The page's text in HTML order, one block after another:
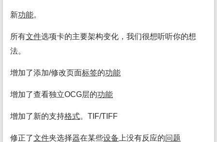
新功能。
所有文件选项卡的主要架构变化，我们很想听听你的想
法。
增加了添加/修改页面标签的功能
增加了查看独立OCG层的功能
增加了新的支持格式。TIF/TIFF
修正了文件夹选择器在某些设备 上没有反应的问题